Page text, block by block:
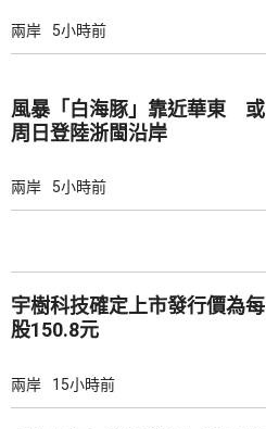
兩岸 5小時前
風暴「白海豚」靠近華東 或
周日登陸浙閩沿岸
兩岸 5小時前
宇樹科技確定上市發行價為每
股150.8元
兩岸 15小時前